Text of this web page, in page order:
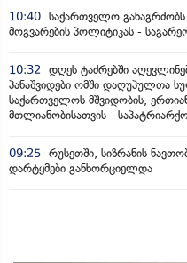
10:40 საქართველო
მოგვარების პოლიტიკას -
10:32 დღეს ტაძრებში
პანაშვიდები ომში დაღუპულთა
საქართველოს მშვიდობის,
მთლიანობისათვის -
09:25 რუსეთში, სიზრანის
დარტყმები განხორციელდა